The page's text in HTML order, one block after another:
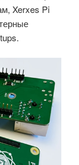
Xerxes Pi